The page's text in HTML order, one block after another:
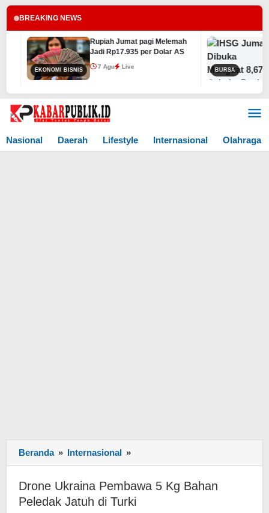
BREAKING NEWS
EKONOMI BISNIS
Rupiah Jumat pagi Melemah
Jadi Rp17.935 per Dolar AS
7 Agu Live
IHSG
7 Agu
Lewati
Nasional
Daerah Lifestyle Internasional Olahraga
Beranda » Internasional »
Ukraina
5
Kg
Drone Ukraina Pembawa 5 Kg Bahan
Peledak Jatuh di Turki